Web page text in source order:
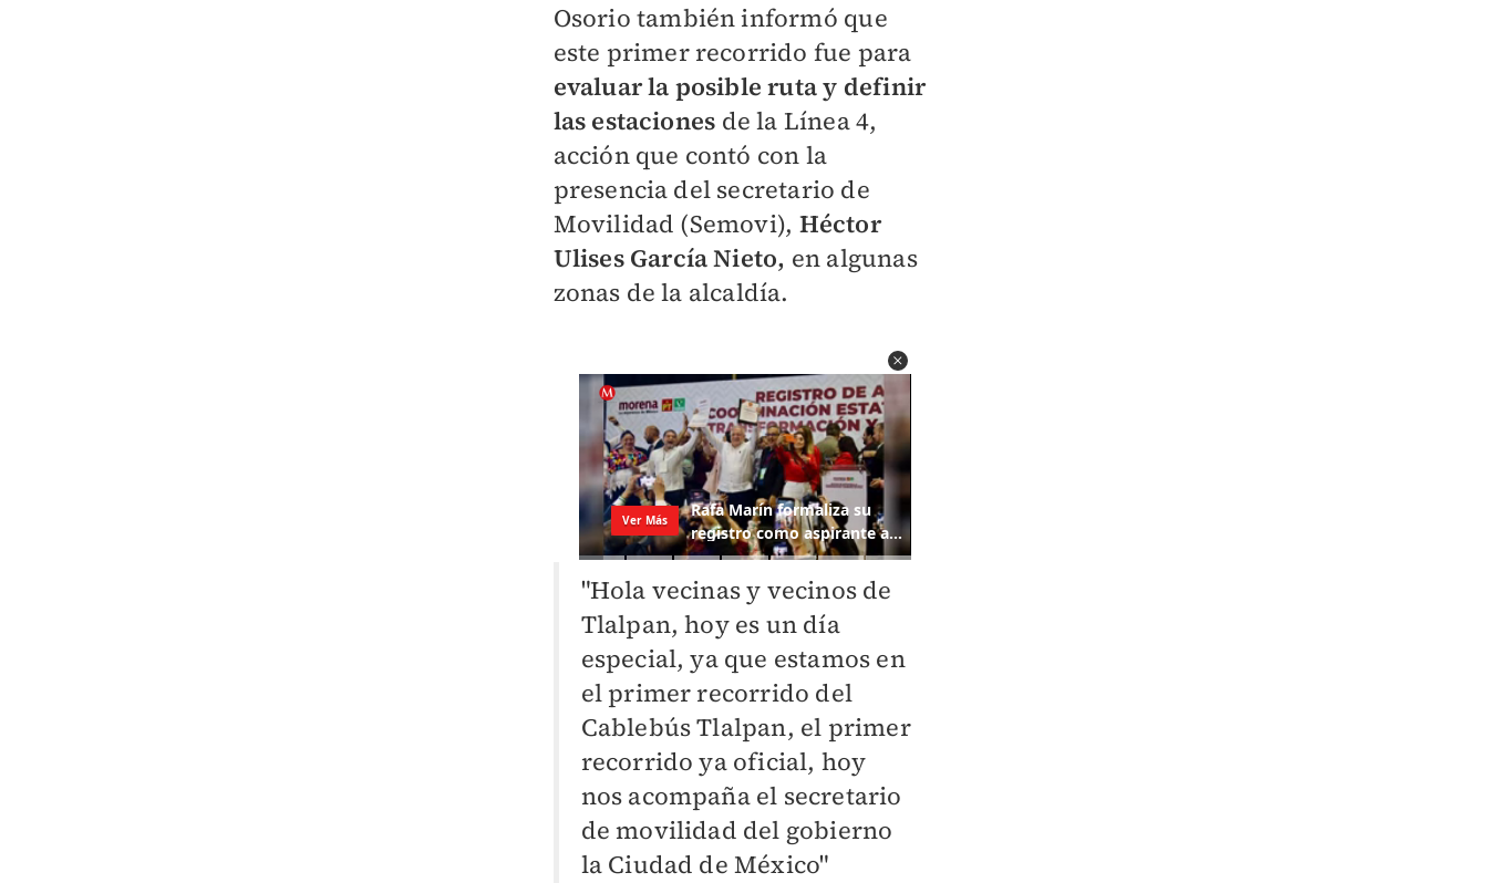
Osorio también informó que
este primer recorrido fue para
evaluar la posible ruta y definir
las estaciones de la Línea 4,
acción que contó con la
presencia del secretario de
Movilidad (Semovi), Héctor
Ulises García Nieto, en algunas
zonas de la alcaldía.
"Hola vecinas y vecinos de
Tlalpan, hoy es un día
especial, ya que estamos en
el primer recorrido del
Cablebús Tlalpan, el primer
recorrido ya oficial, hoy
nos acompaña el secretario
de movilidad del gobierno
la Ciudad de México"